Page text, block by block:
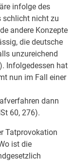
infolge des
schlicht nicht zu
andere Konzepte
die deutsche
unzureichend
Infolgedessen hat
nun im Fall einer
dann
60, 276).
Tatprovokation
ist die